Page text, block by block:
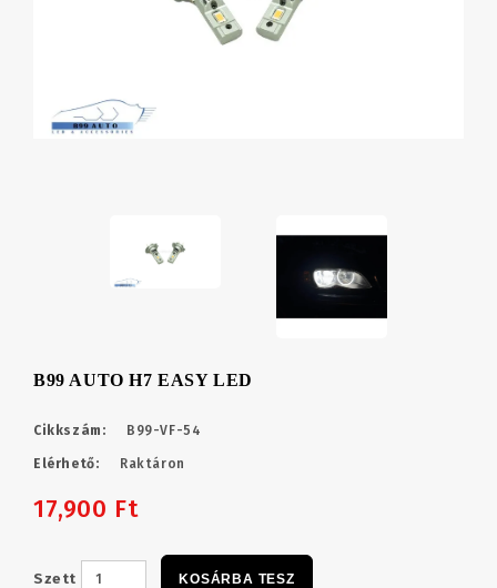
B99 AUTO H7 EASY LED
Cikkszám: B99-VF-54
Elérhető: Raktáron
17,900 Ft
Szett KOSÁRBA TESZ